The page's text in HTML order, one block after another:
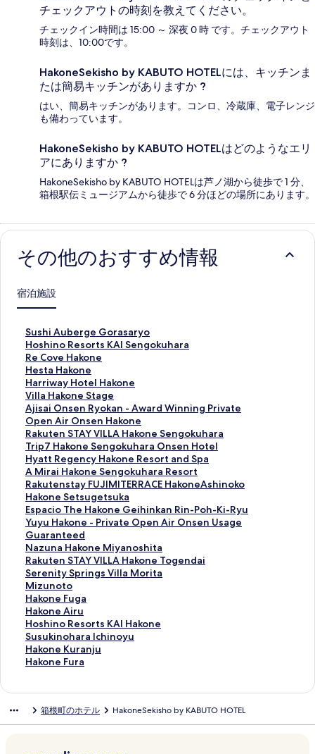
チェックアウトの時刻を教えてください。
チェックイン時間は 15:00 ～ 深夜 0 時 です。チェックアウト
時刻は、10:00です。
HakoneSekisho by KABUTO HOTELには、キッチンま
たは簡易キッチンがありますか ?
はい、簡易キッチンがあります。コンロ、冷蔵庫、電子レンジ
も備わっています。
HakoneSekisho by KABUTO HOTELはどのようなエリ
アにありますか ?
HakoneSekisho by KABUTO HOTELは芦ノ湖から徒歩で 1 分、
箱根駅伝ミュージアムから徒歩で 6 分ほどの場所にあります。
その他のおすすめ情報
宿泊施設
Sushi Auberge Gorasaryo
S
u
s
h
i
A
u
b
e
r
g
e
G
o
r
a
s
a
r
y
o
の
ペ
ー
ジ
を
開
ク
Hoshino Resorts KAI Sengokuhara
H
o
s
h
i
n
o
R
e
s
o
r
t
s
K
A
I
S
e
n
g
o
k
u
h
a
ペ
ー
Re Cove Hakone
R
e
C
o
v
e
H
a
k
o
n
e
の
ペ
ー
ジ
を
開
く
リ
ン
ク
Hesta Hakone
H
e
s
t
a
H
a
k
o
n
e
の
ペ
ー
ジ
を
開
く
リ
ン
ク
Harriway Hotel Hakone
H
a
r
r
i
w
a
y
H
o
t
e
l
H
a
k
o
n
e
の
ペ
ー
ジ
リ
ン
Villa Hakone Stage
V
i
l
l
a
H
a
k
o
n
e
S
t
a
g
e
の
ペ
ー
ジ
を
開
ク
Ajisai Onsen Ryokan - Award Winning Private
Open Air Onsen Hakone
A
j
i
s
a
i
O
n
s
e
n
R
y
o
k
a
n
-
A
w
a
n
Rakuten STAY VILLA Hakone Sengokuhara
R
a
k
u
t
e
n
S
T
A
Y
V
I
L
L
A
H
a
k
e
Trip7 Hakone Sengokuhara Onsen Hotel
T
r
i
p
7
H
a
k
o
n
e
S
e
n
g
o
k
u
O
Hyatt Regency Hakone Resort and Spa
H
y
a
t
t
R
e
g
e
n
c
y
H
a
k
o
n
o
A Mirai Hakone Sengokuhara Resort
A
M
i
r
a
i
H
a
k
o
n
e
S
e
n
g
a
Rakutenstay FUJIMITERRACE HakoneAshinoko
R
a
k
u
t
e
n
s
t
a
y
F
U
J
I
R
Hakone Setsugetsuka
H
a
k
o
n
e
S
e
t
s
u
g
e
t
の
Espacio The Hakone Geihinkan Rin-Poh-Ki-Ryu
E
s
p
a
c
i
o
T
h
e
H
a
k
G
e
Yuyu Hakone - Private Open Air Onsen Usage
Guaranteed
Y
u
y
u
H
a
k
o
n
e
-
P
t
Nazuna Hakone Miyanoshita
N
a
z
u
n
a
H
a
k
o
y
Rakuten STAY VILLA Hakone Togendai
R
a
k
u
t
e
n
S
T
L
Serenity Springs Villa Morita
S
e
r
e
n
i
t
y
n
Mizunoto
M
i
z
u
n
o
t
ー
ジ
Hakone Fuga
H
a
k
o
n
e
の
Hakone Airu
H
a
k
o
n
u
Hoshino Resorts KAI Hakone
H
o
s
h
e
Susukinohara Ichinoyu
S
u
s
o
Hakone Kuranju
H
a
K
Hakone Fura
H
e
箱根町のホテル HakoneSekisho by KABUTO HOTEL